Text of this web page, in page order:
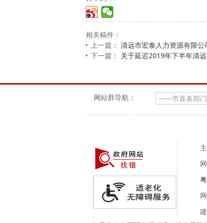
相关稿件：
上一篇： 清远市宏泰人力资源有限公
下一篇： 关于延迟2019年下半年清
网站群导航：